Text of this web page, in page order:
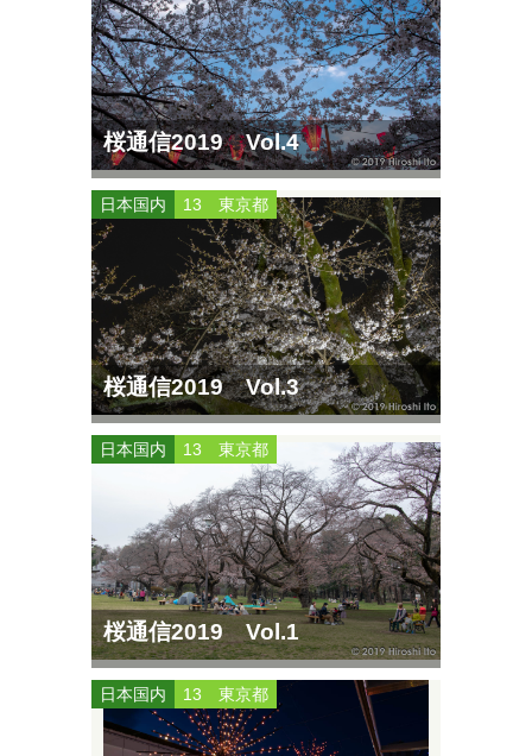
桜通信2019 Vol.4
日本国内 13 東京都
桜通信2019 Vol.3
日本国内 13 東京都
桜通信2019 Vol.1
日本国内 13 東京都